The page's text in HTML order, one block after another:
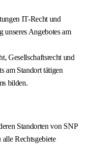
IT-Recht und
unseres Angebotes am
Gesellschaftsrecht und
am Standort tätigen
bilden.
Standorten von SNP
Rechtsgebiete